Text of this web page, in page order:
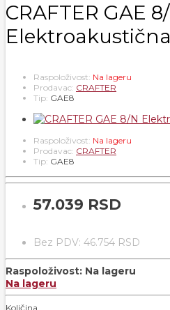
CRAFTER GAE
Raspoloživost: Na lageru
Prodavac: CRAFTER
Tip: GAE8
Raspoloživost: Na lageru
Prodavac: CRAFTER
Tip: GAE8
57.039 RSD
Bez PDV: 46.754 RSD
Raspoloživost: Na lageru
Na lageru
Količina